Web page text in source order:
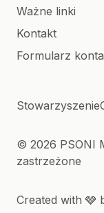
Ważne linki
Kontakt
Formularz
Stowarzyszenie
© 2026 PSONI
zastrzeżone
Created with 🩶